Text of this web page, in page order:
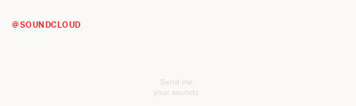
@SOUNDCLOUD
Send me
your sounds